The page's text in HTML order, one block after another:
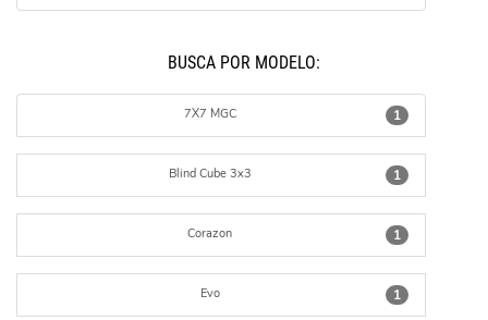
BUSCÁ POR MODELO:
1
7X7 MGC
1
Blind Cube 3x3
1
Corazon
1
Evo